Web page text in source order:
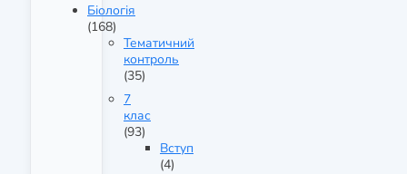
Біологія
(168)
Тематичний
контроль
(35)
7
клас
(93)
Вступ
(4)